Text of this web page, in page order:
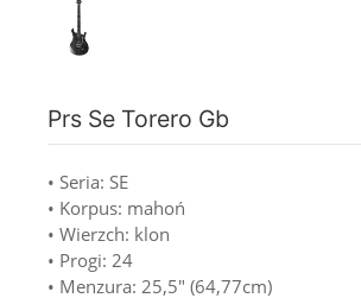
Prs Se Torero Gb
• Seria: SE
• Korpus: mahoń
• Wierzch: klon
• Progi: 24
• Menzura: 25,5" (64,77cm)